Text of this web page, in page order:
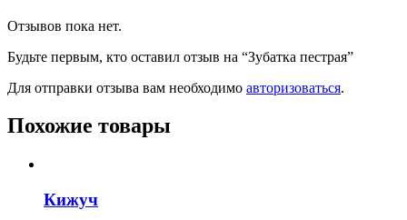
Отзывов пока нет.
Будьте первым, кто оставил отзыв на “Зубатка пестрая”
Для отправки отзыва вам необходимо авторизоваться.
Похожие товары
Кижуч